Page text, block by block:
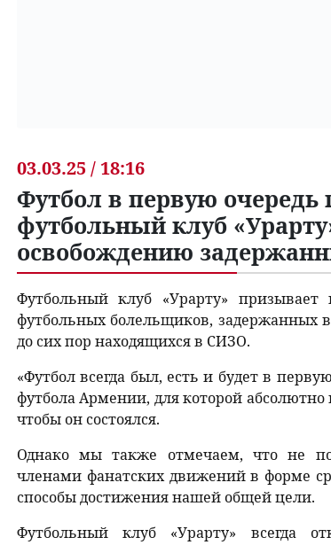
03.03.25 / 18:16
Футбол в первую
футбольный клуб
освобождению
Футбольный клуб «Урарту»
футбольных болельщиков,
до сих пор находящихся в СИЗО.
«Футбол всегда был, есть и будет в
футбола Армении, для которой абсолютно
чтобы он состоялся.
Однако мы также отмечаем, что не
членами фанатских движений в форме
способы достижения нашей общей цели.
Футбольный клуб «Урарту» всегда